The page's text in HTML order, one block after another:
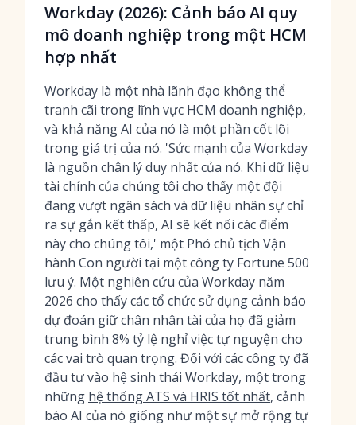
Workday (2026): Cảnh báo AI quy
mô doanh nghiệp trong một HCM
hợp nhất
Workday là một nhà lãnh đạo không thể
tranh cãi trong lĩnh vực HCM doanh nghiệp,
và khả năng AI của nó là một phần cốt lõi
trong giá trị của nó. 'Sức mạnh của Workday
là nguồn chân lý duy nhất của nó. Khi dữ liệu
tài chính của chúng tôi cho thấy một đội
đang vượt ngân sách và dữ liệu nhân sự chỉ
ra sự gắn kết thấp, AI sẽ kết nối các điểm
này cho chúng tôi,' một Phó chủ tịch Vận
hành Con người tại một công ty Fortune 500
lưu ý. Một nghiên cứu của Workday năm
2026 cho thấy các tổ chức sử dụng cảnh báo
dự đoán giữ chân nhân tài của họ đã giảm
trung bình 8% tỷ lệ nghỉ việc tự nguyện cho
các vai trò quan trọng. Đối với các công ty đã
đầu tư vào hệ sinh thái Workday, một trong
những hệ thống ATS và HRIS tốt nhất, cảnh
báo AI của nó giống như một sự mở rộng tự